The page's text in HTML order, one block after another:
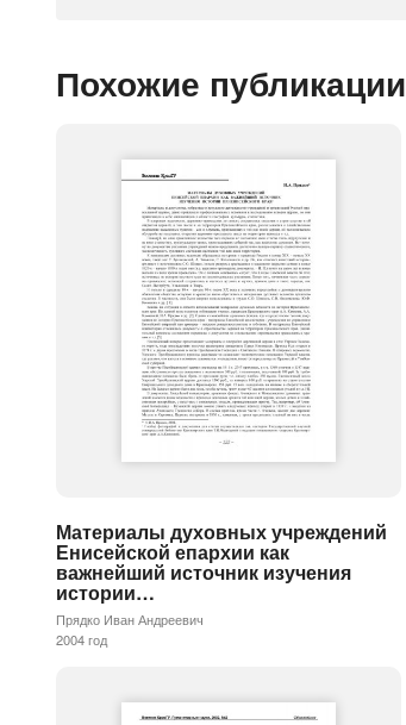
Похожие публикации
Материалы духовных учреждений
Енисейской епархии как
важнейший источник изучения
истории…
Прядко Иван Андреевич
2004 год